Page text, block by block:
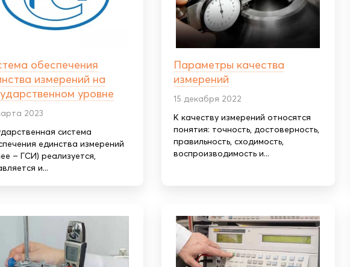
обеспечения
измерений на
уровне
2023
система
единства измерений
– ГСИ) реализуется,
и...
Параметры качества
измерений
15 декабря 2022
К качеству измерений относятся
понятия: точность, достоверность,
правильность, сходимость,
воспроизводимость и...